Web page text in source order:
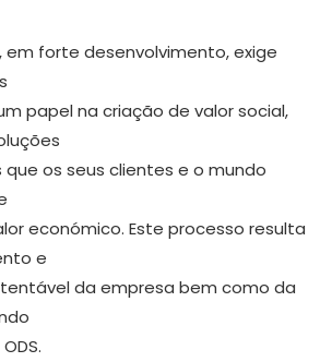
forte desenvolvimento, exige
papel na criação de valor social,
os seus clientes e o mundo
económico. Este processo resulta
e
da empresa bem como da